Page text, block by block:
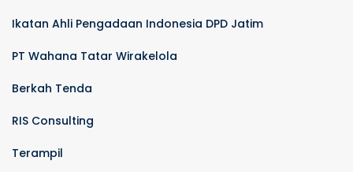
Ikatan Ahli Pengadaan Indonesia DPD Jatim
PT Wahana Tatar Wirakelola
Berkah Tenda
RIS Consulting
Terampil